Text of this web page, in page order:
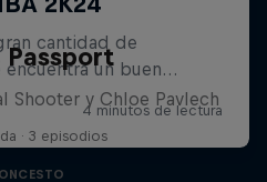
Passport
Shooter y Chloe Pavlech
· 3 episodios